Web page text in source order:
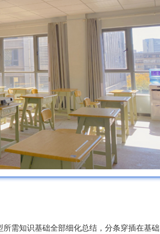
需知识基础全部细化总结，分条穿插在基础